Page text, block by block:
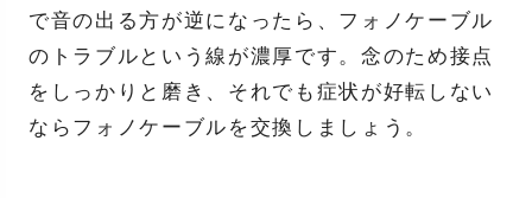
で音の出る方が逆になったら、フォノケーブル
のトラブルという線が濃厚です。念のため接点
をしっかりと磨き、それでも症状が好転しない
ならフォノケーブルを交換しましょう。